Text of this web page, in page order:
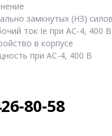
замкнутых (НЗ)
ток Ie при AC-4, 400 В
в корпусе
при AC-4, 400 В
80-58